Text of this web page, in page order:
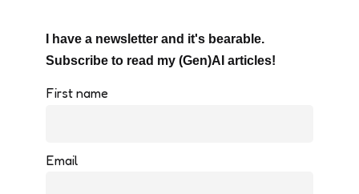
I have a newsletter and it's bearable.
Subscribe to read my (Gen)AI articles!
First name
Email